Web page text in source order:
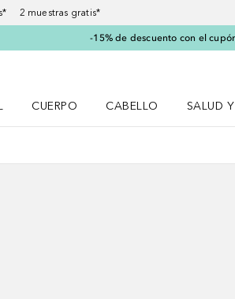
2 muestras gratis*
-15% de descuento con el
CUERPO
CABELLO
SALUD